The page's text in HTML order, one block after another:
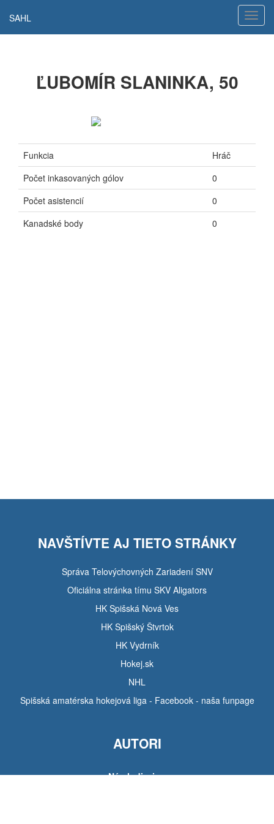
SAHL
ĽUBOMÍR SLANINKA, 50
Funkcia
Hráč
Počet inkasovaných gólov
0
Počet asistencií
0
Kanadské body
0
NAVŠTÍVTE AJ TIETO STRÁNKY
Správa Telovýchovných Zariadení SNV
Oficiálna stránka tímu SKV Aligators
HK Spišská Nová Ves
HK Spišský Štvrtok
HK Vydrník
Hokej.sk
NHL
Spišská amatérska hokejová liga - Facebook - naša funpage
AUTORI
Návrh dizajnu